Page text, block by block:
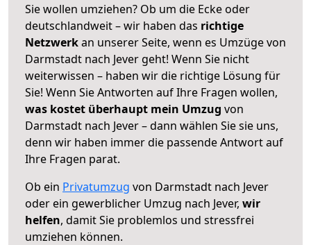
Sie wollen umziehen? Ob um die Ecke oder
deutschlandweit – wir haben das richtige
Netzwerkan unserer Seite, wenn es Umzüge von
Darmstadt nach Jever geht! Wenn Sie nicht
weiterwissen – haben wir die richtige Lösung für
Sie! Wenn Sie Antworten auf Ihre Fragen wollen,
was kostet überhaupt mein Umzug von
Darmstadt nach Jever – dann wählen Sie sie uns,
denn wir haben immer die passende Antwort auf
Ihre Fragen parat.
Ob ein Privatumzug von Darmstadt nach Jever
oder ein gewerblicher Umzug nach Jever, wir
helfen, damit Sie problemlos und stressfrei
umziehen können.